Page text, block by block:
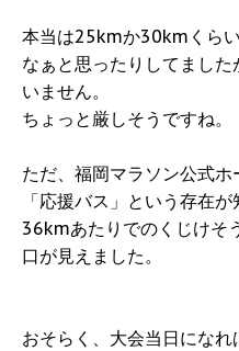
本当は25kmか30kmくら
なぁと思ったりしてまし
いません。
ちょっと厳しそうですね。
ただ、福岡マラソン公式
「応援バス」という存在が
36kmあたりでのくじけそ
口が見えました。
おそらく、大会当日にな